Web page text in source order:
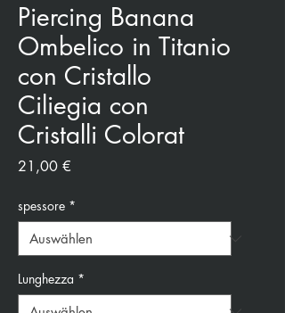
Piercing Banana
Ombelico in Titanio
con Cristallo
Ciliegia con
Cristalli Colorat
21,00 €
spessore *
Lunghezza *